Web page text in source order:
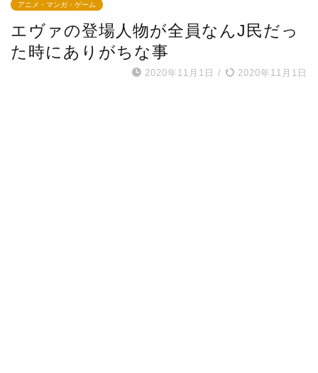
アニメ・マンガ・ゲーム
エヴァの登場人物が全員なんJ民だっ
た時にありがちな事
2020年11月1日 / 2020年11月1日